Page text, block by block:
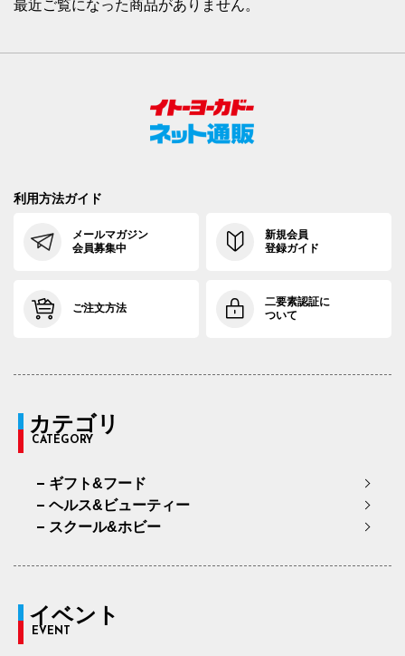
最近ご覧になった商品がありません。
利用方法ガイド
メールマガジン
会員募集中
新規会員
登録ガイド
ご注文方法
二要素認証に
ついて
カテゴリ
CATEGORY
ギフト&フード
ヘルス&ビューティー
スクール&ホビー
イベント
EVENT